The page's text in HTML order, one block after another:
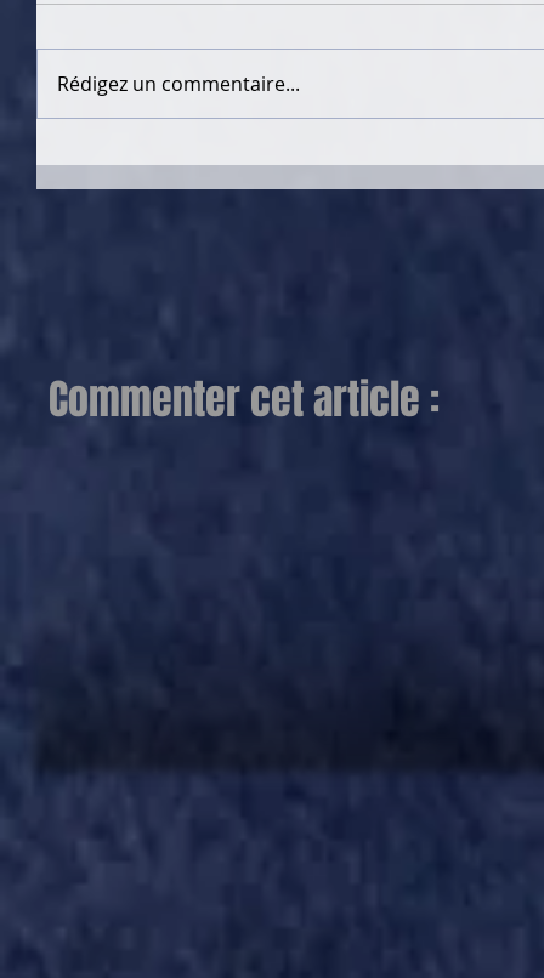
Rédigez un commentaire...
Commenter cet article :